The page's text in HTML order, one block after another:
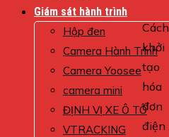
Giám sát hành trình
Hộp đen
Camera Hành Trình
Camera Yoosee
camera mini
ĐỊNH VỊ XE Ô TÔ
VTRACKING
Cách
khởi
tạo
hóa
đơn
điện